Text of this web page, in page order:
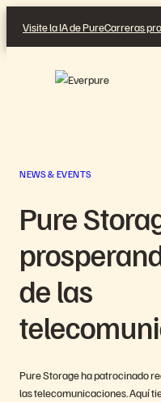
contenido
Visite la IA de PureCarreras
NEWS & EVENTS
Pure
de las
Pure Storage ha patrocinado
las telecomunicaciones. Aquí